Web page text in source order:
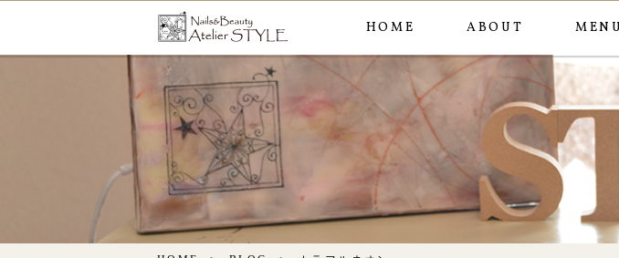
HOME ABOUT MENU
カラフ